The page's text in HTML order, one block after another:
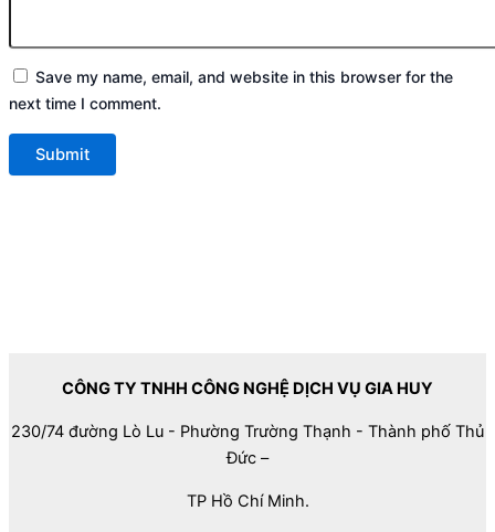
Save my name, email, and website in this browser for the
next time I comment.
CÔNG TY TNHH CÔNG NGHỆ DỊCH VỤ GIA HUY
230/74 đường Lò Lu - Phường Trường Thạnh - Thành phố Thủ
Đức –
TP Hồ Chí Minh.